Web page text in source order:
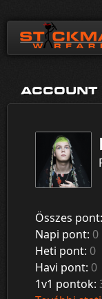
ACCOUNT
Összes pont:
Napi pont: 0
Heti pont: 0
Havi pont: 0
1v1 pontok: